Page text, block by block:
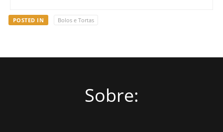
POSTED IN Bolos e Tortas
Sobre: